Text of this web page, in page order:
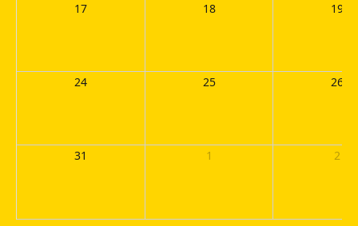
17 18 19
24 25 26
31 1 2